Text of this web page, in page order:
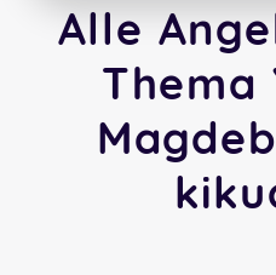
Alle
Thema